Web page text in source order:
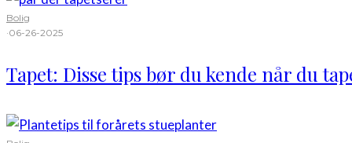
Bolig
·06-26-2025
Tapet: Disse tips bør du kende når du